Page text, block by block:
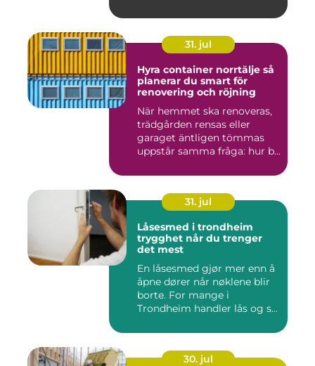
31. jul
Hyra container norrtälje så
planerar du smart för
renovering och röjning
När hemmet ska renoveras,
trädgården rensas eller
garaget äntligen tömmas
uppstår samma fråga: hur b...
31. jul
Låsesmed i trondheim
trygghet når du trenger
det mest
En låsesmed gjør mer enn å
åpne dører når nøklene blir
borte. For mange i
Trondheim handler lås og s...
30. jul